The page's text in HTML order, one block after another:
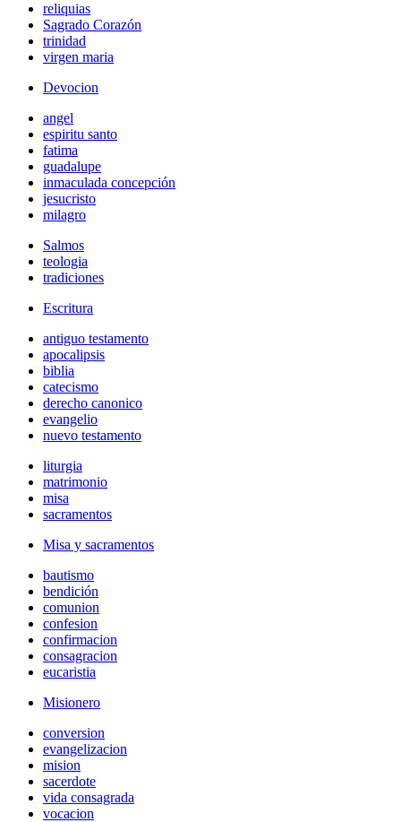
reliquias
Sagrado Corazón
trinidad
virgen maria
Devocion
angel
espiritu santo
fatima
guadalupe
inmaculada concepción
jesucristo
milagro
Salmos
teologia
tradiciones
Escritura
antiguo testamento
apocalipsis
biblia
catecismo
derecho canonico
evangelio
nuevo testamento
liturgia
matrimonio
misa
sacramentos
Misa y sacramentos
bautismo
bendición
comunion
confesion
confirmacion
consagracion
eucaristia
Misionero
conversion
evangelizacion
mision
sacerdote
vida consagrada
vocacion